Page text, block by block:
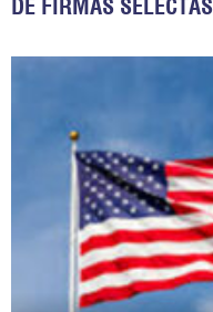
DE FIRMAS SELECTAS